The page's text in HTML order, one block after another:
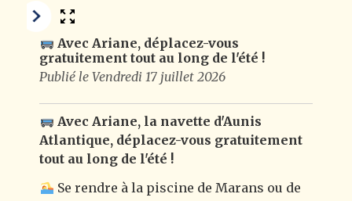
Avec Ariane, déplacez-vous
gratuitement tout au long de l'été !
Publié le Vendredi 17 juillet 2026
Avec Ariane, la navette d'Aunis
Atlantique, déplacez-vous gratuitement
tout au long de l'été !
Se rendre à la piscine de Marans ou de